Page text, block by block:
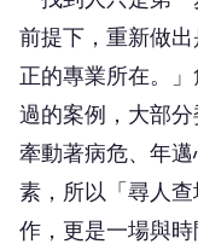
前提下，重新做
正的專業所在。
過的案例，大部
牽動著病危、年
素，所以「尋人
作，更是一場與